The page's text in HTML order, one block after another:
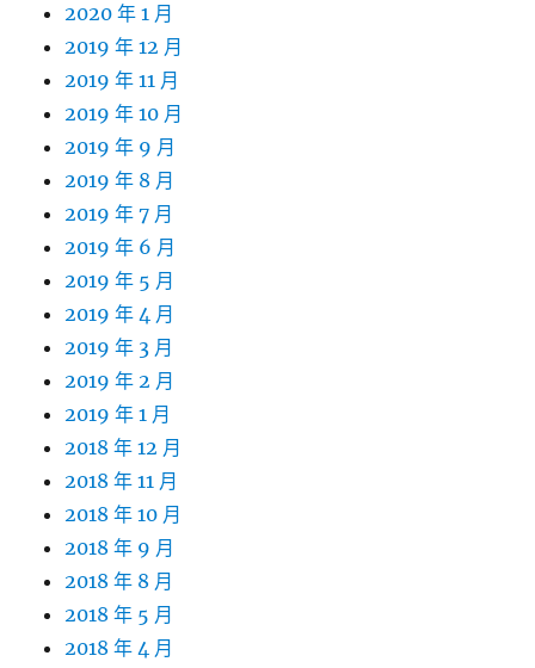
2020 年 1 月
2019 年 12 月
2019 年 11 月
2019 年 10 月
2019 年 9 月
2019 年 8 月
2019 年 7 月
2019 年 6 月
2019 年 5 月
2019 年 4 月
2019 年 3 月
2019 年 2 月
2019 年 1 月
2018 年 12 月
2018 年 11 月
2018 年 10 月
2018 年 9 月
2018 年 8 月
2018 年 5 月
2018 年 4 月